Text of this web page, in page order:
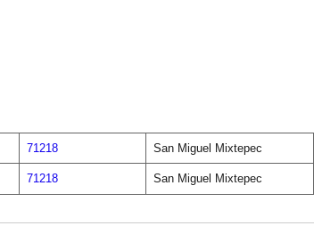
71218 San Miguel Mixtepec
71218 San Miguel Mixtepec